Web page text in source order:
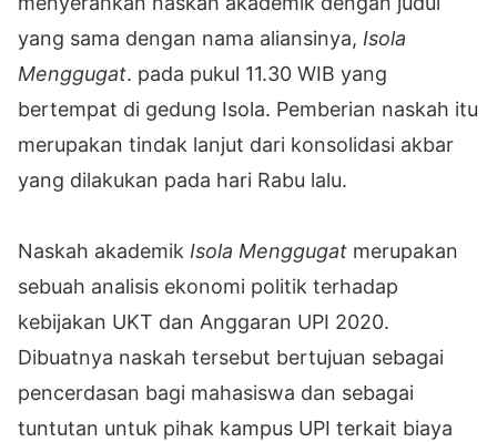
yang sama dengan nama aliansinya, Isola
Menggugat. pada pukul 11.30 WIB yang
bertempat di gedung Isola. Pemberian naskah itu
merupakan tindak lanjut dari konsolidasi akbar
yang dilakukan pada hari Rabu lalu.
Naskah akademik Isola Menggugat merupakan
sebuah analisis ekonomi politik terhadap
kebijakan UKT dan Anggaran UPI 2020.
Dibuatnya naskah tersebut bertujuan sebagai
pencerdasan bagi mahasiswa dan sebagai
tuntutan untuk pihak kampus UPI terkait biaya